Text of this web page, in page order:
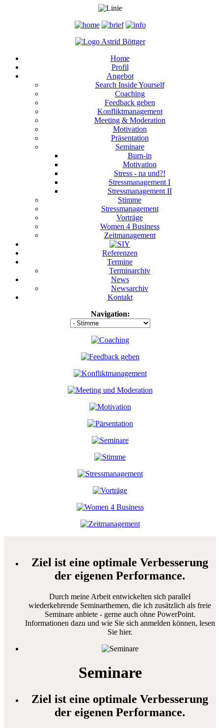
Home
Profil
Angebot
Search Inside Yourself
Coaching
Feedback geben
Konfliktmanagement
Meeting & Moderation
Motivation
Präsentation
Seminare
Burn-in
Motivation
Stress - na und?!
Stressmanagement I
Stressmanagement II
Stimme
Stressmanagement
Vorträge
Women 4 Business
Zeitmanagement
Referenzen
Termine
Terminarchiv
News
Newsarchiv
Kontakt
Navigation:
Ziel ist eine optimale Verbesserung
der eigenen Performance.
Durch meine Arbeit entwickelten sich parallel
wiederkehrende Seminarthemen, die ich zusätzlich als freie
Seminare anbiete - gerne auch ohne PowerPoint.
Informationen dazu und wie Sie sich anmelden können, lesen
Sie hier.
Seminare
Ziel ist eine optimale Verbesserung
der eigenen Performance.